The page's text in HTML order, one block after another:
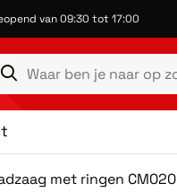
van 09:30 tot 17:00
met ringen CM020